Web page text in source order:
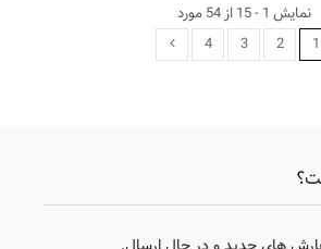
نمایش 1 - 15 از 54 مورد
4
3 2 1